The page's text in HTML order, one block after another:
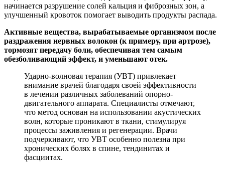
начинается разрушение солей кальция и фиброзных зон, а
улучшенный кровоток помогает выводить продукты распада.
Активные вещества, вырабатываемые организмом после
раздражения нервных волокон (к примеру, при артрозе),
тормозят передачу боли, обеспечивая тем самым
обезболивающий эффект, и уменьшают отек.
Ударно-волновая терапия (УВТ) привлекает
внимание врачей благодаря своей эффективности
в лечении различных заболеваний опорно-
двигательного аппарата. Специалисты отмечают,
что метод основан на использовании акустических
волн, которые проникают в ткани, стимулируя
процессы заживления и регенерации. Врачи
подчеркивают, что УВТ особенно полезна при
хронических болях в спине, тендинитах и
фасциитах.